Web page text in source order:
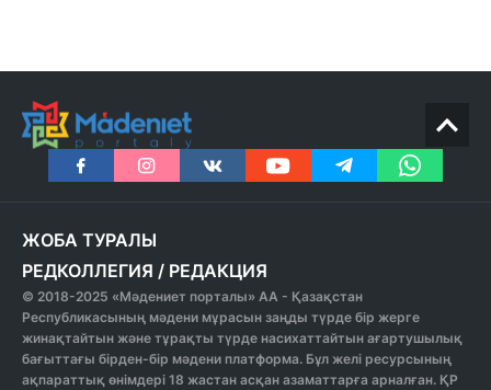
ЖОБА ТУРАЛЫ
РЕДКОЛЛЕГИЯ / РЕДАКЦИЯ
© 2018-2025 «Мәдениет порталы» АА - Қазақстан
Республикасының мәдени мұрасын заңды түрде бір жерге
жинақтайтын және тұрақты түрде насихаттайтын ағартушылық
бағыттағы бірден-бір мәдени платформа. Бұл желі ресурсының
ақпараттық өнімдері 18 жастан асқан азаматтарға арналған. ҚР